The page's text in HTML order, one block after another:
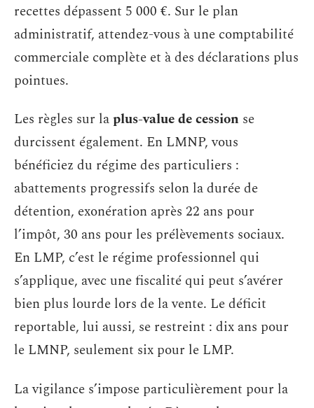
recettes dépassent 5 000 €. Sur le plan
administratif, attendez-vous à une comptabilité
commerciale complète et à des déclarations plus
pointues.
Les règles sur laplus-value de cession se
durcissent également. En LMNP, vous
bénéficiez du régime des particuliers :
abattements progressifs selon la durée de
détention, exonération après 22 ans pour
l’impôt, 30 ans pour les prélèvements sociaux.
En LMP, c’est le régime professionnel qui
s’applique, avec une fiscalité qui peut s’avérer
bien plus lourde lors de la vente. Le déficit
reportable, lui aussi, se restreint : dix ans pour
le LMNP, seulement six pour le LMP.
La vigilance s’impose particulièrement pour la